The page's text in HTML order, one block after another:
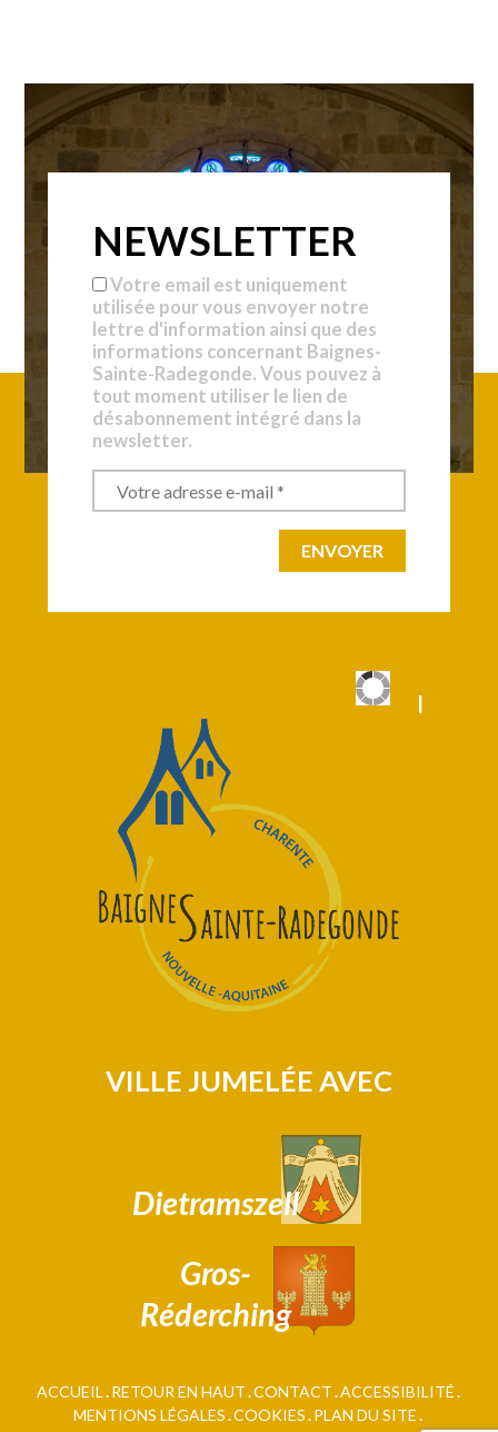
NEWSLETTER
Votre email est uniquement
utilisée pour vous envoyer notre
lettre d'information ainsi que des
informations concernant Baignes-
Sainte-Radegonde. Vous pouvez à
tout moment utiliser le lien de
désabonnement intégré dans la
newsletter.
|
VILLE JUMELÉE AVEC
Dietramszell
Gros-
Réderching
ACCUEIL RETOUR EN HAUT CONTACT ACCESSIBILITÉ
MENTIONS LÉGALES COOKIES PLAN DU SITE